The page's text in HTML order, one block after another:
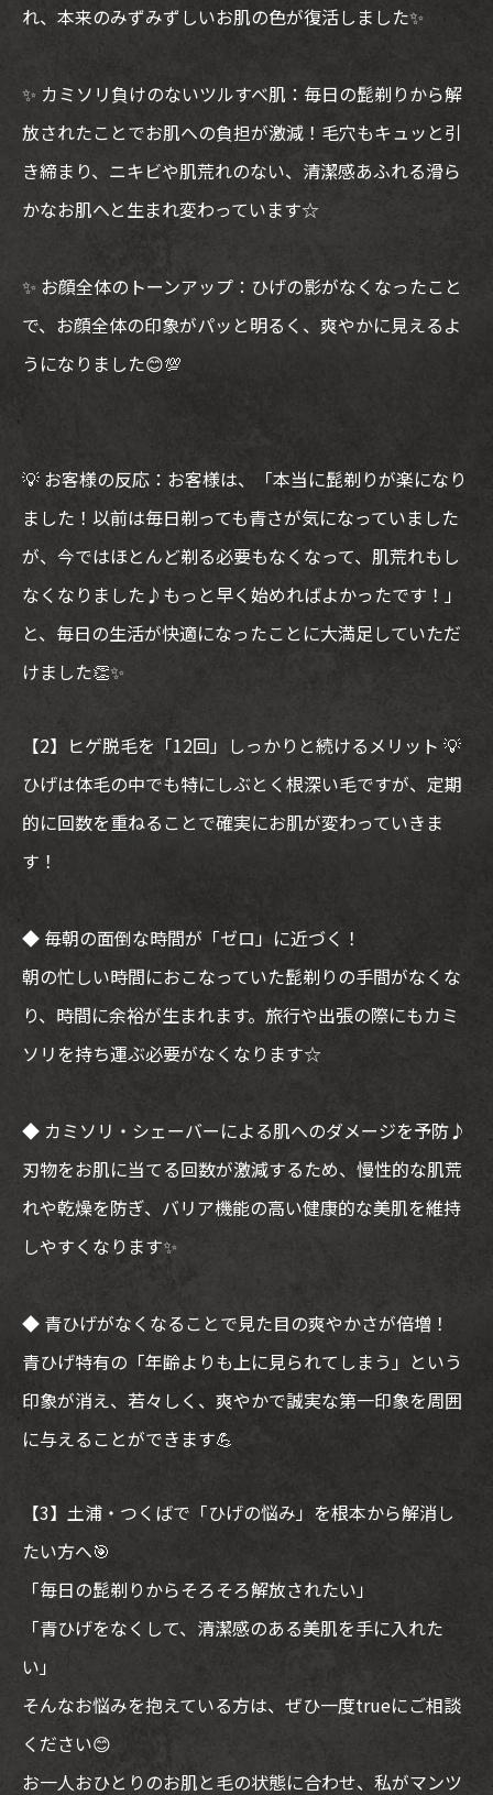
れ、本来のみずみずしいお肌の色が復活しました✨
✨ カミソリ負けのないツルすべ肌：毎日の髭剃りから解
放されたことでお肌への負担が激減！毛穴もキュッと引
き締まり、ニキビや肌荒れのない、清潔感あふれる滑ら
かなお肌へと生まれ変わっています☆
✨ お顔全体のトーンアップ：ひげの影がなくなったこと
で、お顔全体の印象がパッと明るく、爽やかに見えるよ
うになりました😊💯
💡 お客様の反応：お客様は、「本当に髭剃りが楽になり
ました！以前は毎日剃っても青さが気になっていました
が、今ではほとんど剃る必要もなくなって、肌荒れもし
なくなりました♪もっと早く始めればよかったです！」
と、毎日の生活が快適になったことに大満足していただ
けました👏✨
【2】ヒゲ脱毛を「12回」しっかりと続けるメリット 💡
ひげは体毛の中でも特にしぶとく根深い毛ですが、定期
的に回数を重ねることで確実にお肌が変わっていきま
す！
◆ 毎朝の面倒な時間が「ゼロ」に近づく！
朝の忙しい時間におこなっていた髭剃りの手間がなくな
り、時間に余裕が生まれます。旅行や出張の際にもカミ
ソリを持ち運ぶ必要がなくなります☆
◆ カミソリ・シェーバーによる肌へのダメージを予防♪
刃物をお肌に当てる回数が激減するため、慢性的な肌荒
れや乾燥を防ぎ、バリア機能の高い健康的な美肌を維持
しやすくなります✨
◆ 青ひげがなくなることで見た目の爽やかさが倍増！
青ひげ特有の「年齢よりも上に見られてしまう」という
印象が消え、若々しく、爽やかで誠実な第一印象を周囲
に与えることができます💪
【3】土浦・つくばで「ひげの悩み」を根本から解消し
たい方へ🎯
「毎日の髭剃りからそろそろ解放されたい」
「青ひげをなくして、清潔感のある美肌を手に入れた
い」
そんなお悩みを抱えている方は、ぜひ一度trueにご相談
ください😊
お一人おひとりのお肌と毛の状態に合わせ、私がマンツ